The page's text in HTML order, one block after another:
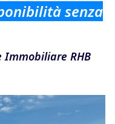
senza
Immobiliare RHB